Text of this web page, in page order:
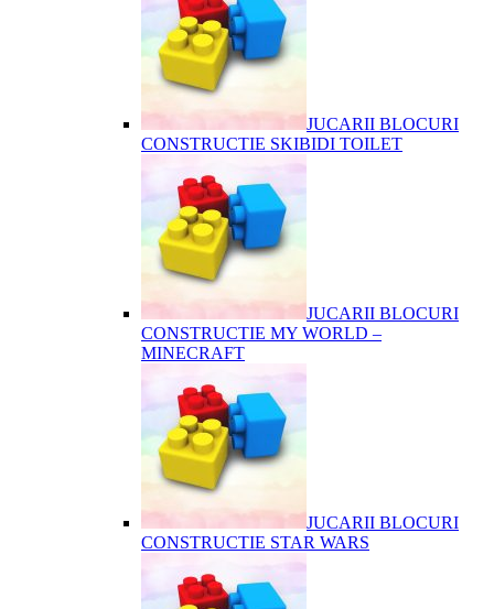
JUCARII BLOCURI
CONSTRUCTIE SKIBIDI TOILET
JUCARII BLOCURI
CONSTRUCTIE MY WORLD –
MINECRAFT
JUCARII BLOCURI
CONSTRUCTIE STAR WARS